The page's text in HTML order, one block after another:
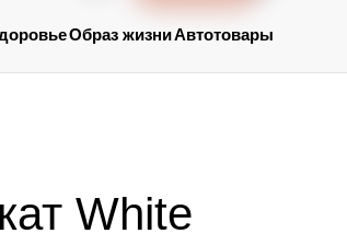
Образ жизниАвтотовары
White